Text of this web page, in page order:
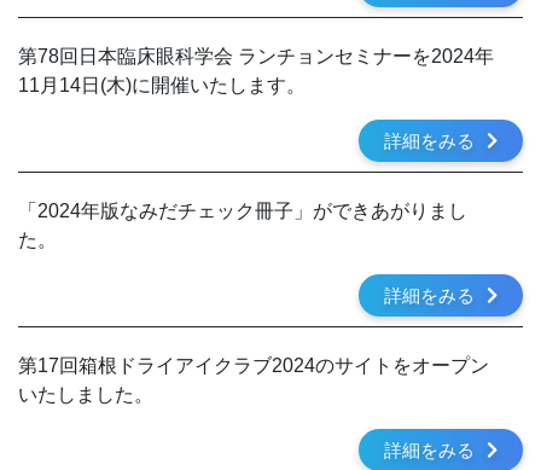
第78回日本臨床眼科学会 ランチョンセミナーを2024年
11月14日(木)に開催いたします。
詳細をみる
「2024年版なみだチェック冊子」ができあがりまし
た。
詳細をみる
第17回箱根ドライアイクラブ2024のサイトをオープン
いたしました。
詳細をみる